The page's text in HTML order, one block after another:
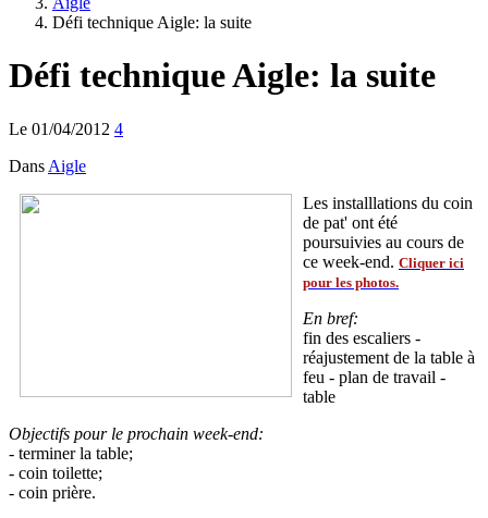
Défi technique Aigle: la suite
Défi technique Aigle: la suite
Le 01/04/2012 4
Dans Aigle
Les installlations du coin
de pat' ont été
poursuivies au cours de
ce week-end. Cliquer ici
pour les photos.
En bref:
fin des escaliers -
réajustement de la table à
feu - plan de travail -
table
Objectifs pour le prochain week-end:
- terminer la table;
- coin toilette;
- coin prière.